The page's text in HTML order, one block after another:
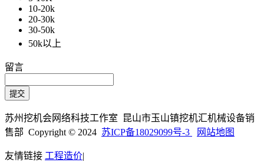
10-20k
20-30k
30-50k
50k以上
留言
苏州挖机会网络科技工作室 昆山市玉山镇挖机汇机械设备销
售部 Copyright © 2024 苏ICP备18029099号-3 网站地图
友情链接 工程造价|